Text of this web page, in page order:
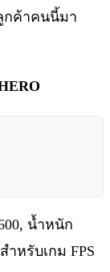
กค้าคนนี้มา
น้ำหนัก
ำหรับเกม FPS